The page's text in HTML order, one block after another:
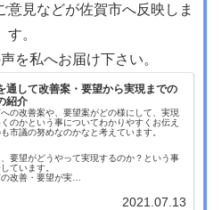
意見などが佐賀市へ反映しま
す。
を私へお届け下さい。
通して改善案・要望から実現までの
紹介
の改善案や、要望案がどの様にして、実現
くのかという事についてわかりやすくお伝え
市議の努めなのかなと考えています。
要望がどうやって実現するのか？という事
ています。
の改善・要望が実…
2021.07.13